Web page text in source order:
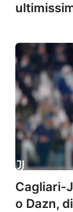
Cagliari-
o Dazn,